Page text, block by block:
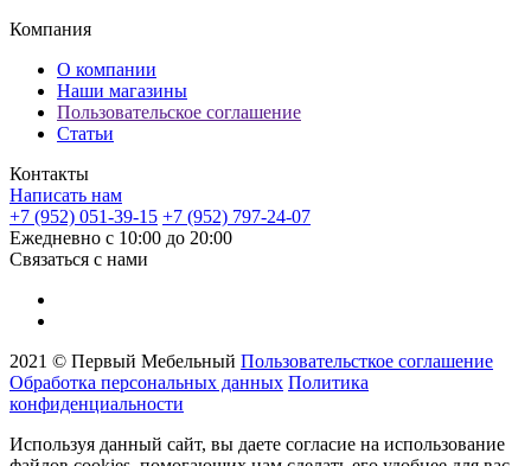
Компания
О компании
Наши магазины
Пользовательское соглашение
Статьи
Контакты
Написать нам
+7 (952) 051-39-15 +7 (952) 797-24-07
Ежедневно с 10:00 до 20:00
Связаться с нами
2021 © Первый Мебельный Пользовательсткое соглашение
Обработка персональных данных Политика
конфиденциальности
Используя данный сайт, вы даете согласие на использование